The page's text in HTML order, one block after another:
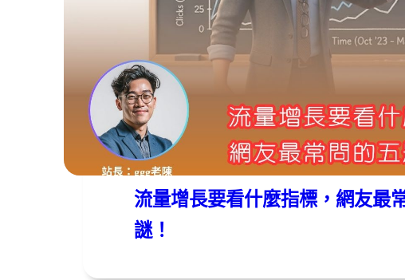
webmaster2026 年 06 月 18 日
流量增長要看什麼指標，網友最
謎！